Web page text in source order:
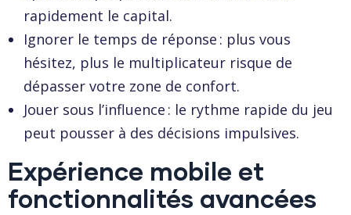
rapidement le capital.
Ignorer le temps de réponse : plus vous
hésitez, plus le multiplicateur risque de
dépasser votre zone de confort.
Jouer sous l’influence : le rythme rapide du jeu
peut pousser à des décisions impulsives.
Expérience mobile et
fonctionnalités avancées